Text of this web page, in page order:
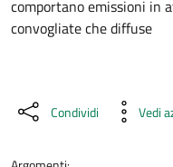
comportano emissioni in
convogliate che diffuse
Condividi Vedi